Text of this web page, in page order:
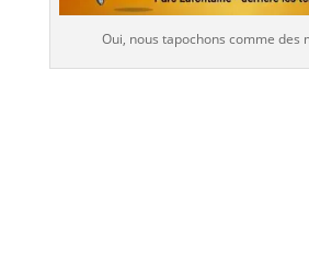
Oui, nous tapochons comme des